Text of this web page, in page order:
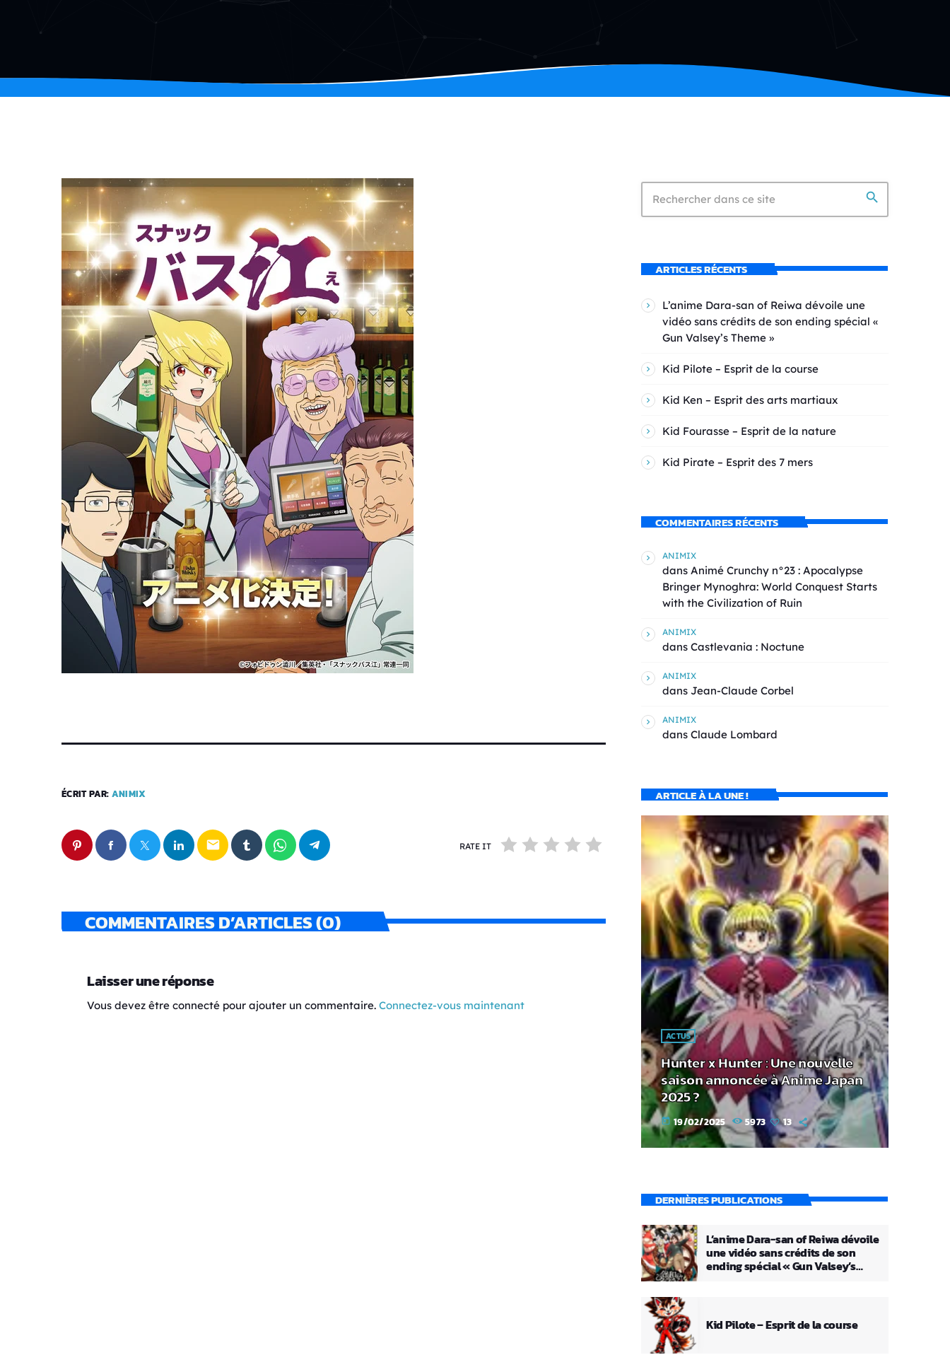
ÉCRIT PAR: ANIMIX
email RATE IT
COMMENTAIRES D’ARTICLES (0)
Laisser une réponse
Vous devez être connecté pour ajouter un commentaire. Connectez-vous maintenant
search
ARTICLES RÉCENTS
L’anime Dara-san of Reiwa dévoile une
vidéo sans crédits de son ending spécial «
Gun Valsey’s Theme »
Kid Pilote – Esprit de la course
Kid Ken – Esprit des arts martiaux
Kid Fourasse – Esprit de la nature
Kid Pirate – Esprit des 7 mers
COMMENTAIRES RÉCENTS
ANIMIX
dans Animé Crunchy n°23 : Apocalypse
Bringer Mynoghra: World Conquest Starts
with the Civilization of Ruin
ANIMIX
dans Castlevania : Noctune
ANIMIX
dans Jean-Claude Corbel
ANIMIX
dans Claude Lombard
ARTICLE À LA UNE !
ACTUS
Hunter x Hunter : Une nouvelle
saison annoncée à Anime Japan
2025 ?
today 19/02/2025 5973 13
DERNIÈRES PUBLICATIONS
L’anime Dara-san of Reiwa dévoile
une vidéo sans crédits de son
ending spécial « Gun Valsey’s
Kid Pilote – Esprit de la course